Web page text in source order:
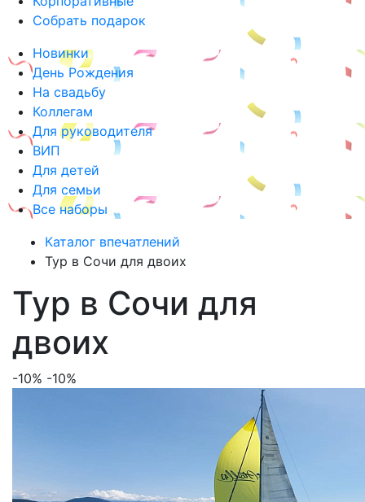
Собрать подарок
Новинки
День Рождения
На свадьбу
Коллегам
Для руководителя
ВИП
Для детей
Для семьи
Все наборы
Каталог впечатлений
Тур в Сочи для двоих
Тур в Сочи для
двоих
-10% -10%